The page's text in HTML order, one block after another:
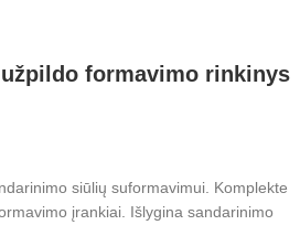
užpildo formavimo rinkinys
siūlių suformavimui. Komplekte
įrankiai. Išlygina sandarinimo